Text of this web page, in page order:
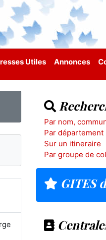
Utiles Annonces
Par nom,
Par département
Sur un itineraire
Par groupe de
GITES